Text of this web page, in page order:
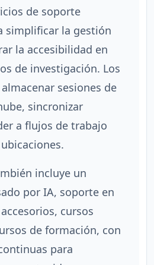
de soporte
simplificar la gestión
la accesibilidad en
de investigación. Los
sesiones de
sincronizar
a flujos de trabajo
incluye un
por IA, soporte en
cursos
de formación, con
para